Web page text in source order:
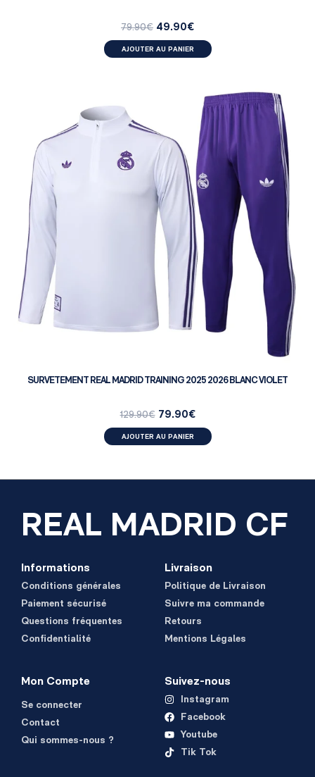
79.90€ 49.90€
AJOUTER AU PANIER
SURVETEMENT REAL MADRID TRAINING 2025 2026 BLANC VIOLET
129.90€ 79.90€
AJOUTER AU PANIER
REAL MADRID CF
Informations
Conditions générales
Paiement sécurisé
Questions fréquentes
Confidentialité
Livraison
Politique de Livraison
Suivre ma commande
Retours
Mentions Légales
Mon Compte
Se connecter
Contact
Qui sommes-nous ?
Suivez-nous
Instagram
Facebook
Youtube
Tik Tok